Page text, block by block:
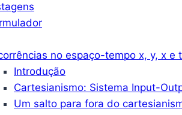
no espaço-tempo x, y, x e t
Introdução
Cartesianismo: Sistema Input-
Um salto para fora do